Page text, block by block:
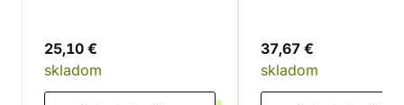
25,10 €
skladom
37,67 €
skladom